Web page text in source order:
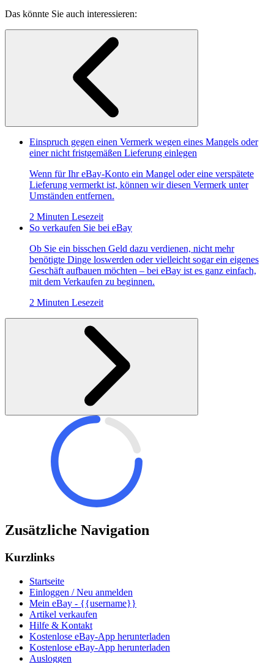
Das könnte Sie auch interessieren:
Einspruch gegen einen Vermerk wegen eines Mangels oder
einer nicht fristgemäßen Lieferung einlegen
Wenn für Ihr eBay-Konto ein Mangel oder eine verspätete
Lieferung vermerkt ist, können wir diesen Vermerk unter
Umständen entfernen.
2 Minuten Lesezeit
So verkaufen Sie bei eBay
Ob Sie ein bisschen Geld dazu verdienen, nicht mehr
benötigte Dinge loswerden oder vielleicht sogar ein eigenes
Geschäft aufbauen möchten – bei eBay ist es ganz einfach,
mit dem Verkaufen zu beginnen.
2 Minuten Lesezeit
Zusätzliche Navigation
Kurzlinks
Startseite
Einloggen / Neu anmelden
Mein eBay - {{username}}
Artikel verkaufen
Hilfe & Kontakt
Kostenlose eBay-App herunterladen
Kostenlose eBay-App herunterladen
Ausloggen